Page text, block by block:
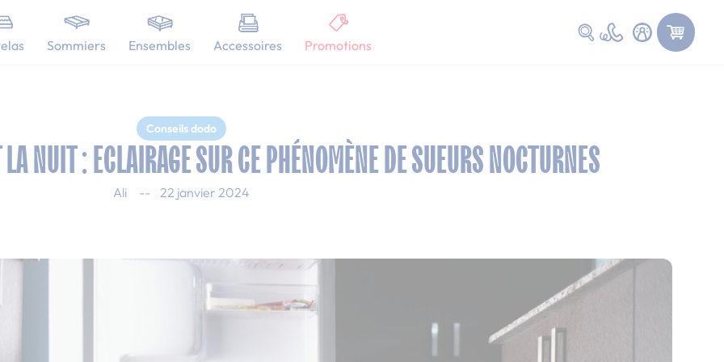
Sommiers Ensembles Accessoires Promotions
Faire une recherche
: Eclairage sur ce phénomène de sueurs nocturnes
Conseils dodo
NUIT : ECLAIRAGE SUR CE PHÉNOMÈNE DE SUEURS NOCTURNES
Ali 22 janvier 2024